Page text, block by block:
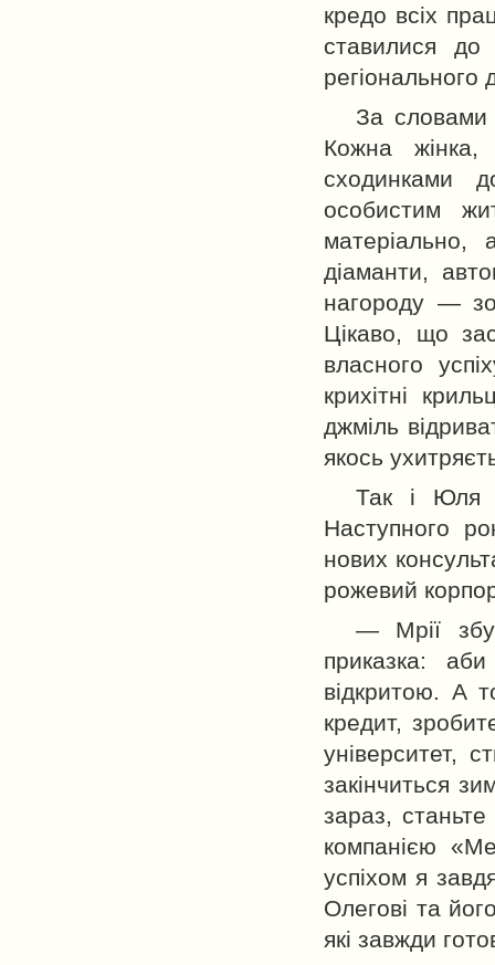
кредо всіх
ставилися
регіонального
За словами
Кожна
сходинками
особистим
діаманти,
нагороду —
Цікаво, що
власного
крихітні
джміль
якось
Так і Юля
Наступного
нових
рожевий
— Мрії
приказка:
відкритою. А
кредит,
університет,
закінчиться
зараз,
компанією
успіхом я
Олегові та
які завжди